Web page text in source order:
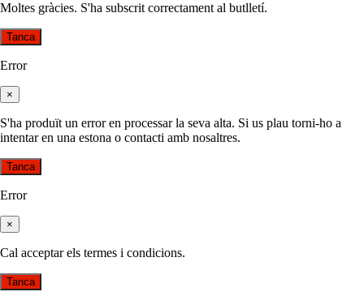
Moltes gràcies. S'ha subscrit correctament al butlletí.
Tanca
Error
×
S'ha produït un error en processar la seva alta. Si us plau torni-ho a
intentar en una estona o contacti amb nosaltres.
Tanca
Error
×
Cal acceptar els termes i condicions.
Tanca